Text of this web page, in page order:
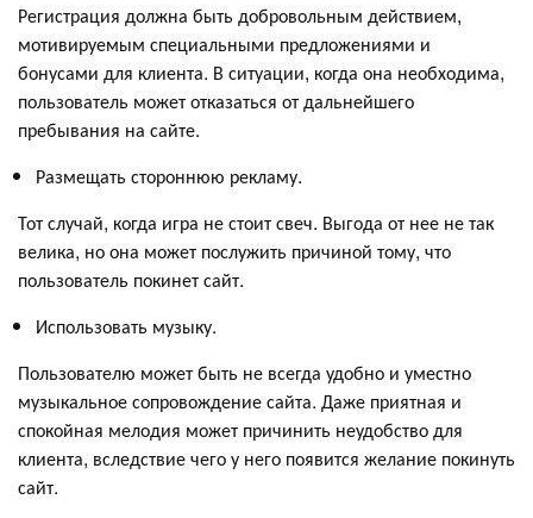
Регистрация должна быть добровольным действием,
мотивируемым специальными предложениями и
бонусами для клиента. В ситуации, когда она необходима,
пользователь может отказаться от дальнейшего
пребывания на сайте.
Размещать стороннюю рекламу.
Тот случай, когда игра не стоит свеч. Выгода от нее не так
велика, но она может послужить причиной тому, что
пользователь покинет сайт.
Использовать музыку.
Пользователю может быть не всегда удобно и уместно
музыкальное сопровождение сайта. Даже приятная и
спокойная мелодия может причинить неудобство для
клиента, вследствие чего у него появится желание покинуть
сайт.